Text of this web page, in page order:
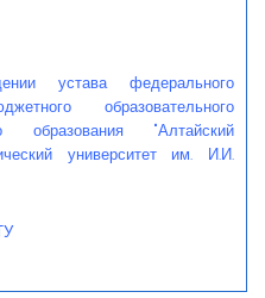
устава федерального
образовательного
образования "Алтайский
университет им. И.И.